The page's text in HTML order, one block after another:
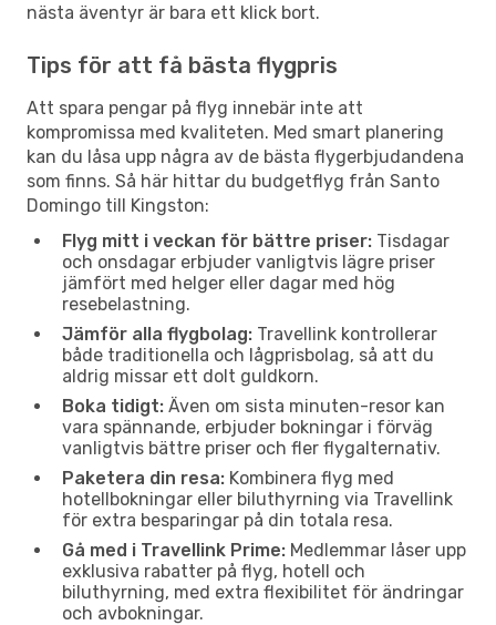
nästa äventyr är bara ett klick bort.
Tips för att få bästa flygpris
Att spara pengar på flyg innebär inte att
kompromissa med kvaliteten. Med smart planering
kan du låsa upp några av de bästa flygerbjudandena
som finns. Så här hittar du budgetflyg från Santo
Domingo till Kingston:
Flyg mitt i veckan för bättre priser: Tisdagar
och onsdagar erbjuder vanligtvis lägre priser
jämfört med helger eller dagar med hög
resebelastning.
Jämför alla flygbolag: Travellink kontrollerar
både traditionella och lågprisbolag, så att du
aldrig missar ett dolt guldkorn.
Boka tidigt: Även om sista minuten-resor kan
vara spännande, erbjuder bokningar i förväg
vanligtvis bättre priser och fler flygalternativ.
Paketera din resa: Kombinera flyg med
hotellbokningar eller biluthyrning via Travellink
för extra besparingar på din totala resa.
Gå med i Travellink Prime: Medlemmar låser upp
exklusiva rabatter på flyg, hotell och
biluthyrning, med extra flexibilitet för ändringar
och avbokningar.